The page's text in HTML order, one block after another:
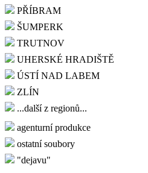
PŘÍBRAM
ŠUMPERK
TRUTNOV
UHERSKÉ HRADIŠTĚ
ÚSTÍ NAD LABEM
ZLÍN
...další z regionů...
agenturní produkce
ostatní soubory
"dejavu"